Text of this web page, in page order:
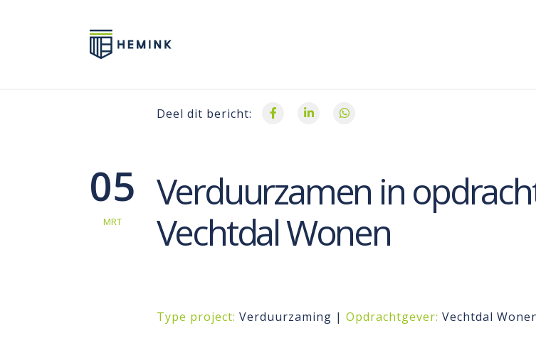
Deel dit bericht:
05
MRT
Verduurzamen in
Vechtdal Wonen
Type project: Verduurzaming | Opdrachtgever: Vechtdal